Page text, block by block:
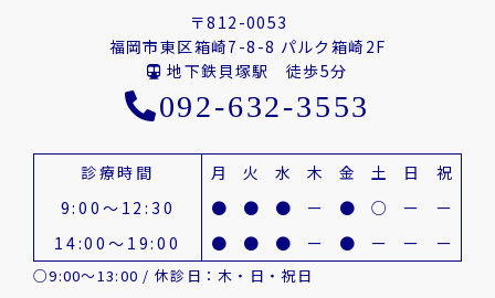
〒812-0053
福岡市東区箱崎7-8-8 パルク箱崎2F
地下鉄貝塚駅 徒歩5分
092-632-3553
診療時間 月 火 水 木 金 土 日
祝
9:00～12:30
● ● ● ー ● ○ ー
ー
14:00～19:00
● ● ● ー ● ー ー ー
○9:00～13:00 / 休診日：木・日・祝日